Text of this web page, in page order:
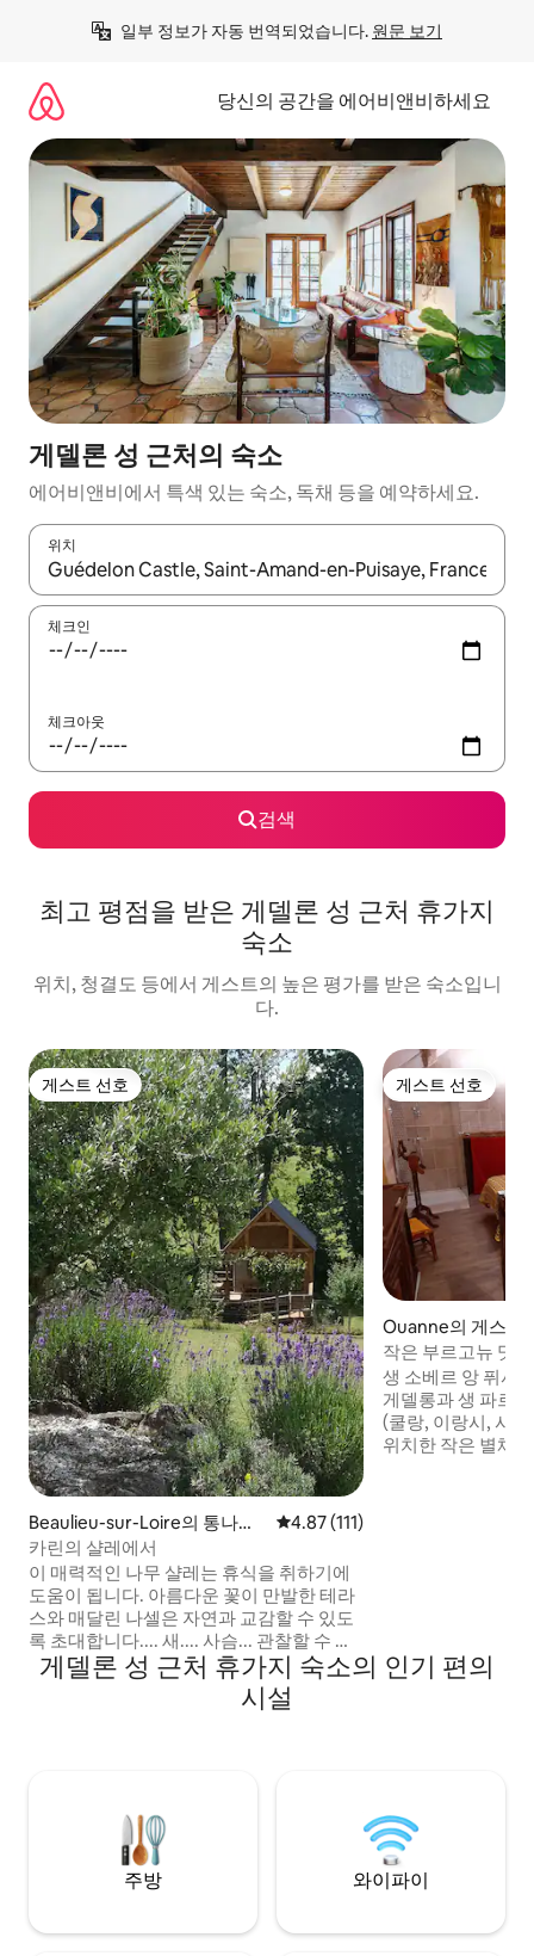
일부 정보가 자동 번역되었습니다. 원문 보기
당신의 공간을 에어비앤비하세요
게델론 성 근처의 숙소
에어비앤비에서 특색 있는 숙소, 독채 등을 예약하세요.
위치
결과가 나오면 위·아래 화살표 키를 사용하거나 터치 또는 스와이
체크인
체크아웃
검색
최고 평점을 받은 게델론 성 근처 휴가지
숙소
위치, 청결도 등에서 게스트의 높은 평가를 받은 숙소입니
다.
게스트 선호
게스트 선호
Beaulieu-sur-Loire의 통나무
집
평점 4.87점(5점 만점), 후기 111
4.87 (111)
카린의 샬레에서
이 매력적인 나무 샬레는 휴식을 취하기에
도움이 됩니다. 아름다운 꽃이 만발한 테라
스와 매달린 나셀은 자연과 교감할 수 있도
록 초대합니다.... 새.... 사슴... 관찰할 수 있
습니다. 숄 뒤에는 조용히 개울이 흐르고 고
정할 수 있습니다. 파리에서 1시간 30분 거
리에 이상적으로 위치하여 루아르 성을 방
을 감상할 수 있습니다. 자전거로 루아르는
숄에서 10분 거리에 있습니다.
게스트 선호
게스트 선호
Ouanne의 게스트
작은 부르고뉴 맛집
생 소베르 앙 퓌사
게델롱과 생 파르
(쿨랑, 이랑시, 샤
위치한 작은 별채
게델론 성 근처 휴가지 숙소의 인기 편의
시설
주방 와이파이